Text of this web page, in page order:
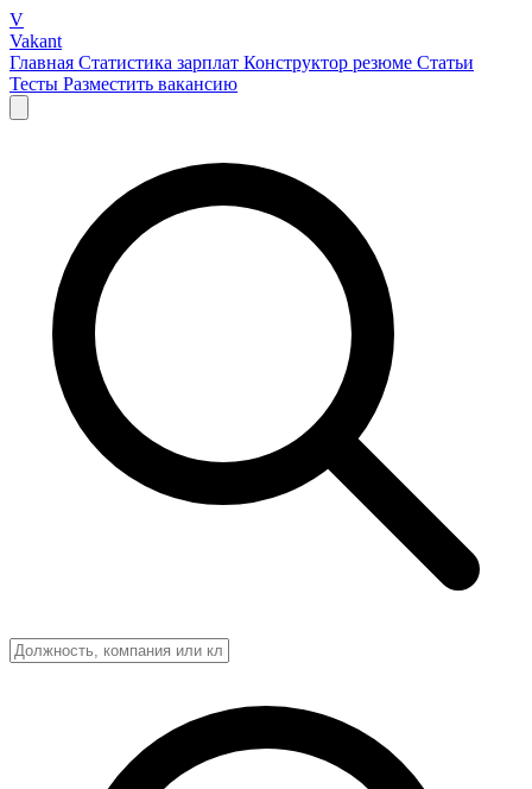
V
Vakant
Главная Статистика зарплат Конструктор резюме Статьи
Тесты Разместить вакансию